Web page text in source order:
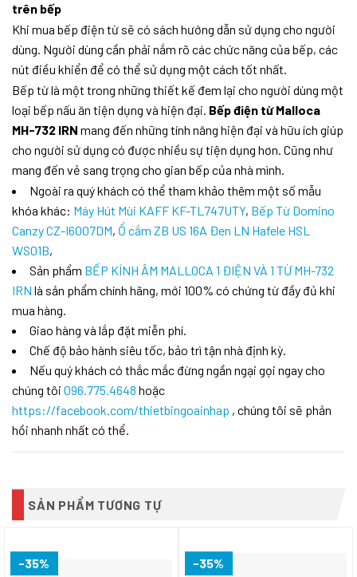
trên bếp
Khi mua bếp điện từ sẽ có sách hướng dẫn sử dụng cho người
dùng. Người dùng cần phải nắm rõ các chức năng của bếp, các
nút điều khiển để có thể sử dụng một cách tốt nhất.
Bếp từ là một trong những thiết kế đem lại cho người dùng một
loại bếp nấu ăn tiện dụng và hiện đại. Bếp điện từ Malloca
MH-732 IRN mang đến những tính năng hiện đại và hữu ích giúp
cho người sử dụng có được nhiều sự tiện dụng hơn. Cũng như
mang đến vẻ sang trọng cho gian bếp của nhà mình.
Ngoài ra quý khách có thể tham khảo thêm một số mẫu
khóa khác: Máy Hút Mùi KAFF KF-TL747UTY, Bếp Từ Domino
Canzy CZ-I6007DM, Ổ cắm ZB US 16A Đen LN Hafele HSL
WS01B,
Sản phẩm BẾP KÍNH ÂM MALLOCA 1 ĐIỆN VÀ 1 TỪ MH-732
IRN là sản phẩm chính hãng, mới 100% có chứng từ đầy đủ khi
mua hàng.
Giao hàng và lắp đặt miễn phí.
Chế độ bảo hành siêu tốc, bảo trì tận nhà định kỳ.
Nếu quý khách có thắc mắc đừng ngần ngại gọi ngay cho
chúng tôi 096.775.4648 hoặc
https://facebook.com/thietbingoainhap , chúng tôi sẽ phản
hồi nhanh nhất có thể.
SẢN PHẨM TƯƠNG TỰ
-35% -35%